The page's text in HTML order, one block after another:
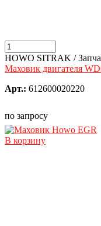
HOWO SITRAK /
Маховик двигателя
Арт.: 612600020220
по запросу
В корзину